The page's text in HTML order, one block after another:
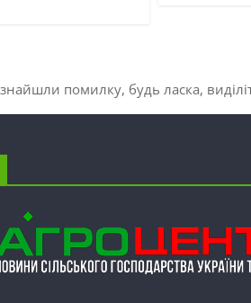
помилку, будь ласка,